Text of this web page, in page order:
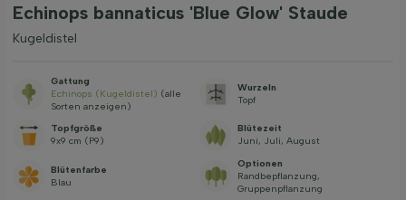
Echinops bannaticus 'Blue Glow' Staude
Kugeldistel
Gattung
Echinops (Kugeldistel) (alle
Sorten anzeigen)
Wurzeln
Topf
Topfgröße
9x9 cm (P9)
Blütezeit
Juni, Juli, August
Blütenfarbe
Blau
Optionen
Randbepflanzung,
Gruppenpflanzung